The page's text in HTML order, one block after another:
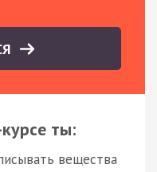
ты:
вещества